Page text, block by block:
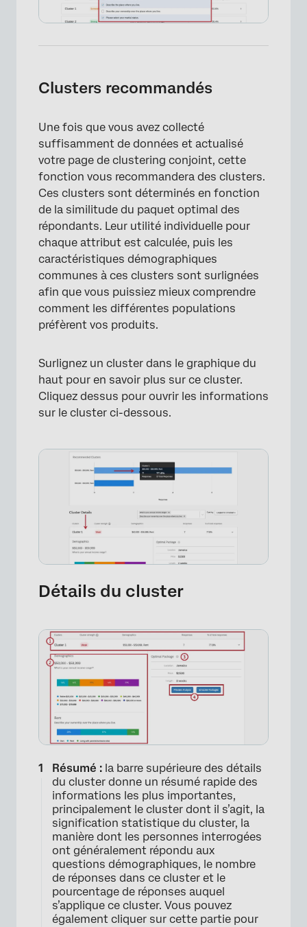
Clusters recommandés
Une fois que vous avez collecté
suffisamment de données et actualisé
votre page de clustering conjoint, cette
fonction vous recommandera des clusters.
Ces clusters sont déterminés en fonction
de la similitude du paquet optimal des
répondants. Leur utilité individuelle pour
chaque attribut est calculée, puis les
caractéristiques démographiques
communes à ces clusters sont surlignées
afin que vous puissiez mieux comprendre
comment les différentes populations
préfèrent vos produits.
Surlignez un cluster dans le graphique du
haut pour en savoir plus sur ce cluster.
Cliquez dessus pour ouvrir les informations
sur le cluster ci-dessous.
Détails du cluster
Résumé : la barre supérieure des détails
du cluster donne un résumé rapide des
informations les plus importantes,
principalement le cluster dont il s’agit, la
signification statistique du cluster, la
manière dont les personnes interrogées
ont généralement répondu aux
questions démographiques, le nombre
de réponses dans ce cluster et le
pourcentage de réponses auquel
s’applique ce cluster. Vous pouvez
également cliquer sur cette partie pour